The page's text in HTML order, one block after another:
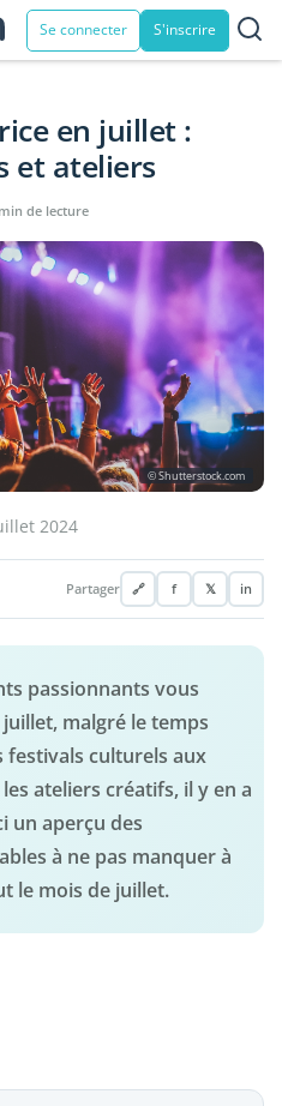
Se connecter S'inscrire
en juillet :
et ateliers
de lecture
© Shutterstock.com
2024
Partager 🔗 f 𝕏 in
passionnants vous
malgré le temps
festivals culturels aux
ateliers créatifs, il y en a
un aperçu des
à ne pas manquer à
le mois de juillet.